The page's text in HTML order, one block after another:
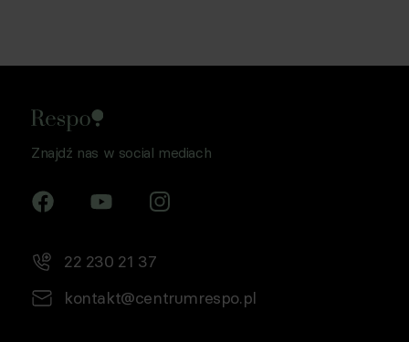
Znajdź nas w social mediach
22 230 21 37
kontakt@centrumrespo.pl